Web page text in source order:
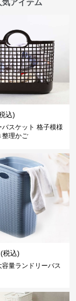
アイテム
込)
バスケット 格子模様
整理かご
(税込)
容量ランドリーバス